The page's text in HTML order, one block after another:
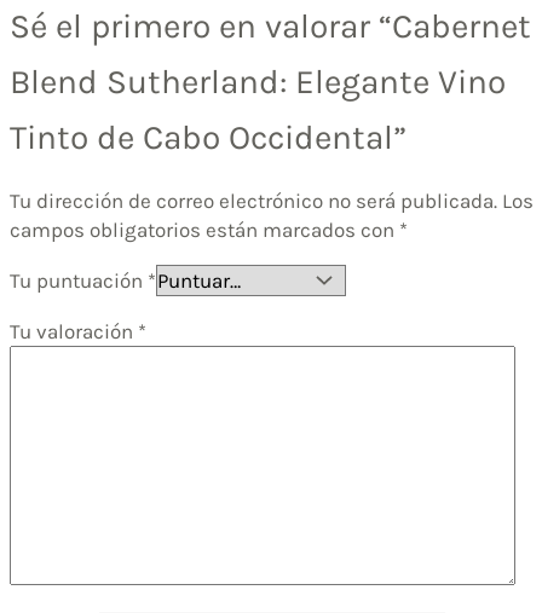
Sé el primero en valorar “Cabernet
Blend Sutherland: Elegante Vino
Tinto de Cabo Occidental”
Tu dirección de correo electrónico no será publicada. Los
campos obligatorios están marcados con *
Tu puntuación *
Tu valoración *